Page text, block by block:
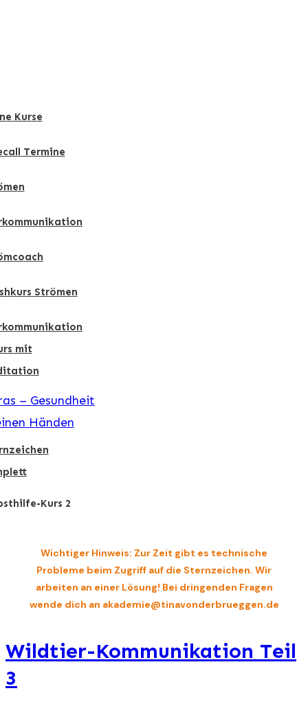
Kurse
Termine
Strömen
mit
– Gesundheit
Händen
Kurs 2
Wichtiger Hinweis: Zur Zeit gibt es technische
Probleme beim Zugriff auf die Sternzeichen. Wir
arbeiten an einer Lösung! Bei dringenden Fragen
wende dich an akademie@tinavonderbrueggen.de
Wildtier-Kommunikation Teil
3